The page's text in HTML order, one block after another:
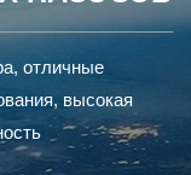
отличные
высокая